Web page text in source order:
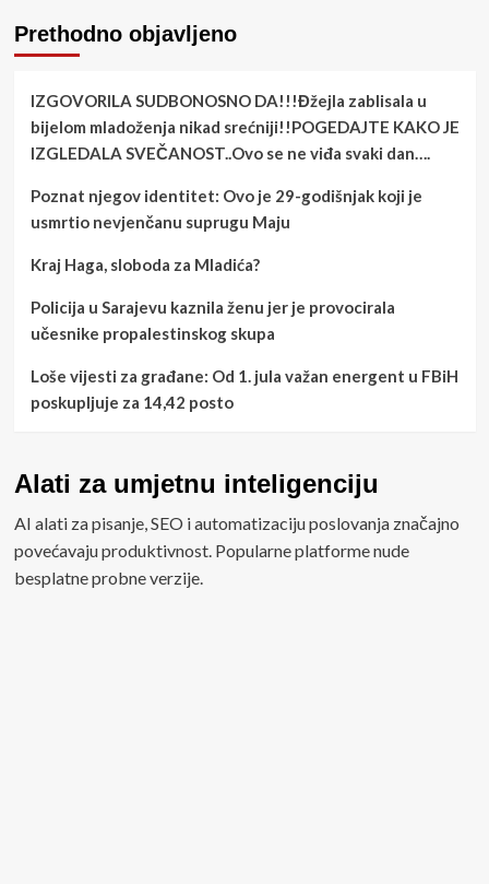
Prethodno objavljeno
IZGOVORILA SUDBONOSNO DA!!!Đžejla zablisala u
bijelom mladoženja nikad srećniji!!POGEDAJTE KAKO JE
IZGLEDALA SVEČANOST..Ovo se ne viđa svaki dan….
Poznat njegov identitet: Ovo je 29-godišnjak koji je
usmrtio nevjenčanu suprugu Maju
Kraj Haga, sloboda za Mladića?
Policija u Sarajevu kaznila ženu jer je provocirala
učesnike propalestinskog skupa
Loše vijesti za građane: Od 1. jula važan energent u FBiH
poskupljuje za 14,42 posto
Alati za umjetnu inteligenciju
AI alati za pisanje, SEO i automatizaciju poslovanja značajno
povećavaju produktivnost. Popularne platforme nude
besplatne probne verzije.